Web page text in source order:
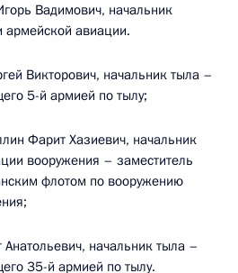
Вадимович, начальник
армейской авиации.
Викторович, начальник тыла –
5-й армией по тылу;
Фарит Хазиевич, начальник
вооружения – заместитель
флотом по вооружению
начальник тыла –
35-й армией по тылу.